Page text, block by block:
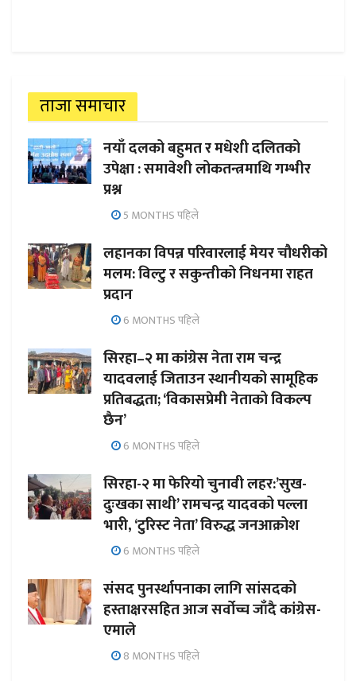
ताजा समाचार
नयाँ दलको बहुमत र मधेशी दलितको
उपेक्षा : समावेशी लोकतन्त्रमाथि गम्भीर
प्रश्न
5 MONTHS पहिले
लहानका विपन्न परिवारलाई मेयर चौधरीको
मलम: विल्टु र सकुन्तीको निधनमा राहत
प्रदान
6 MONTHS पहिले
सिरहा–२ मा कांग्रेस नेता राम चन्द्र
यादवलाई जिताउन स्थानीयको सामूहिक
प्रतिबद्धता; ‘विकासप्रेमी नेताको विकल्प
छैन’
6 MONTHS पहिले
सिरहा-२ मा फेरियो चुनावी लहर:’सुख-
दुःखका साथी’ रामचन्द्र यादवको पल्ला
भारी, ‘टुरिस्ट नेता’ विरुद्ध जनआक्रोश
6 MONTHS पहिले
संसद पुनर्स्थापनाका लागि सांसदको
हस्ताक्षरसहित आज सर्वोच्च जाँदै कांग्रेस-
एमाले
8 MONTHS पहिले